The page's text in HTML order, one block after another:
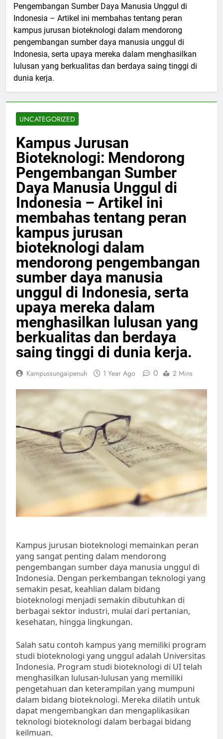
Pengembangan Sumber Daya Manusia Unggul di
Indonesia – Artikel ini membahas tentang peran
kampus jurusan bioteknologi dalam mendorong
pengembangan sumber daya manusia unggul di
Indonesia, serta upaya mereka dalam menghasilkan
lulusan yang berkualitas dan berdaya saing tinggi di
dunia kerja.
UNCATEGORIZED
Kampus Jurusan
Bioteknologi: Mendorong
Pengembangan Sumber
Daya Manusia Unggul di
Indonesia – Artikel ini
membahas tentang peran
kampus jurusan
bioteknologi dalam
mendorong pengembangan
sumber daya manusia
unggul di Indonesia, serta
upaya mereka dalam
menghasilkan lulusan yang
berkualitas dan berdaya
saing tinggi di dunia kerja.
Kampussungaipenuh 1 Year Ago 0 2 Mins
Kampus jurusan bioteknologi memainkan peran
yang sangat penting dalam mendorong
pengembangan sumber daya manusia unggul di
Indonesia. Dengan perkembangan teknologi yang
semakin pesat, keahlian dalam bidang
bioteknologi menjadi semakin dibutuhkan di
berbagai sektor industri, mulai dari pertanian,
kesehatan, hingga lingkungan.
Salah satu contoh kampus yang memiliki program
studi bioteknologi yang unggul adalah Universitas
Indonesia. Program studi bioteknologi di UI telah
menghasilkan lulusan-lulusan yang memiliki
pengetahuan dan keterampilan yang mumpuni
dalam bidang bioteknologi. Mereka dilatih untuk
dapat mengembangkan dan mengaplikasikan
teknologi bioteknologi dalam berbagai bidang
keilmuan.